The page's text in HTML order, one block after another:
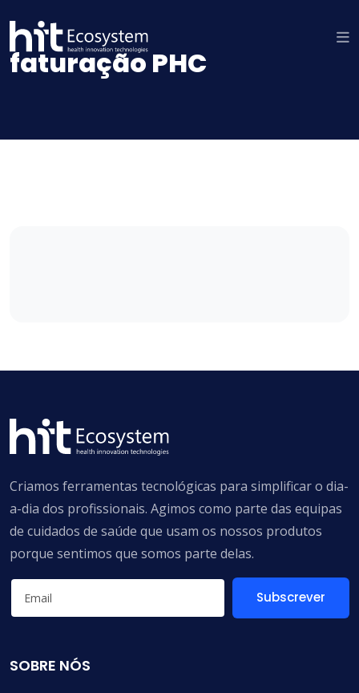
faturação PHC
Criamos ferramentas tecnológicas para simplificar o dia-
a-dia dos profissionais. Agimos como parte das equipas
de cuidados de saúde que usam os nossos produtos
porque sentimos que somos parte delas.
Subscrever
SOBRE NÓS